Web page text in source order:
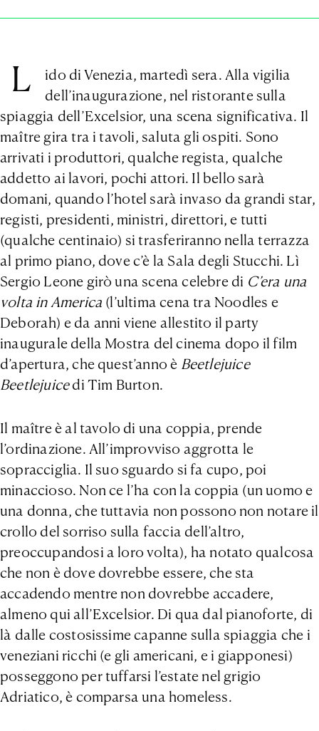
L
ido di Venezia, martedì sera. Alla vigilia
dell’inaugurazione, nel ristorante sulla
spiaggia dell’Excelsior, una scena significativa. Il
maître gira tra i tavoli, saluta gli ospiti. Sono
arrivati i produttori, qualche regista, qualche
addetto ai lavori, pochi attori. Il bello sarà
domani, quando l’hotel sarà invaso da grandi star,
registi, presidenti, ministri, direttori, e tutti
(qualche centinaio) si trasferiranno nella terrazza
al primo piano, dove c’è la Sala degli Stucchi. Lì
Sergio Leone girò una scena celebre di C’era una
volta in America (l’ultima cena tra Noodles e
Deborah) e da anni viene allestito il party
inaugurale della Mostra del cinema dopo il film
d’apertura, che quest’anno è Beetlejuice
Beetlejuicedi Tim Burton.
Il maître è al tavolo di una coppia, prende
l’ordinazione. All’improvviso aggrotta le
sopracciglia. Il suo sguardo si fa cupo, poi
minaccioso. Non ce l’ha con la coppia (un uomo e
una donna, che tuttavia non possono non notare il
crollo del sorriso sulla faccia dell’altro,
preoccupandosi a loro volta), ha notato qualcosa
che non è dove dovrebbe essere, che sta
accadendo mentre non dovrebbe accadere,
almeno qui all’Excelsior. Di qua dal pianoforte, di
là dalle costosissime capanne sulla spiaggia che i
veneziani ricchi (e gli americani, e i giapponesi)
posseggono per tuffarsi l’estate nel grigio
Adriatico, è comparsa una homeless.